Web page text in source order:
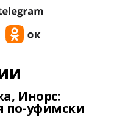
Инорс:
по-уфимски